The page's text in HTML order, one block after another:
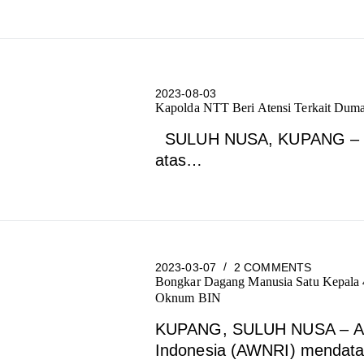
2023-08-03
Kapolda NTT Beri Atensi Terkait
SULUH NUSA, KUPANG
atas…
2023-03-07 2 COMMENTS
Bongkar Dagang Manusia Satu
Oknum BIN
KUPANG, SULUH NUSA –
Indonesia (AWNRI)